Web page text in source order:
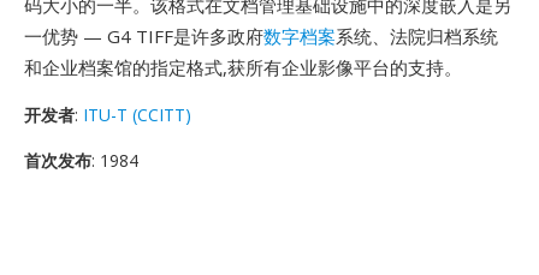
码大小的一半。该格式在文档管理基础设施中的深度嵌入是另
一优势 — G4 TIFF是许多政府数字档案系统、法院归档系统
和企业档案馆的指定格式,获所有企业影像平台的支持。
开发者: ITU-T (CCITT)
首次发布: 1984